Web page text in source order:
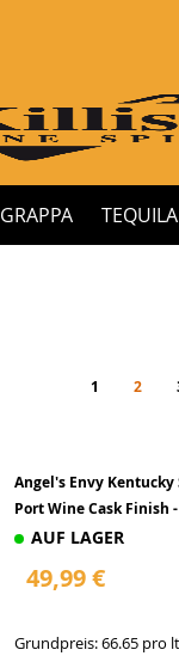
GRAPPA TEQUILA
Seite
Zurück
Seite
1 2
Angel's Envy
Port Wine Cask Finish
AUF LAGER
49,99 €
Grundpreis: 66.65 pro lt